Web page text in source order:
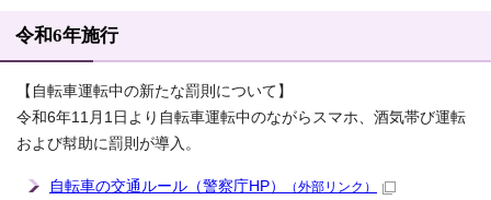
令和6年施行
【自転車運転中の新たな罰則について】
令和6年11月1日より自転車運転中のながらスマホ、酒気帯び運転
および幇助に罰則が導入。
自転車の交通ルール（警察庁HP） （外部リンク）